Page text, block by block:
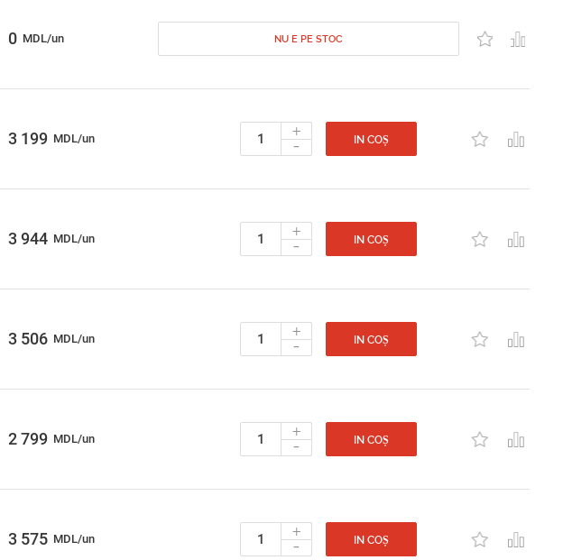
0 MDL/un NU E PE STOC
3 199 MDL/un +
- IN COȘ
3 944 MDL/un +
- IN COȘ
3 506 MDL/un +
- IN COȘ
2 799 MDL/un +
- IN COȘ
3 575 MDL/un +
- IN COȘ